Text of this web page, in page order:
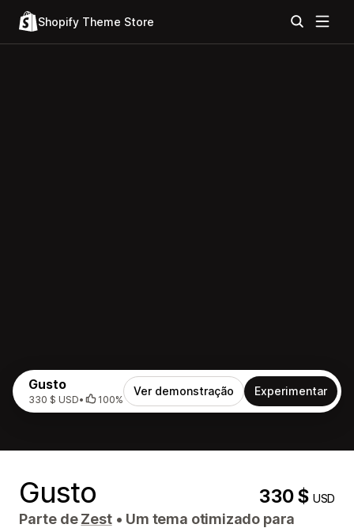
Shopify Theme Store
Gusto
330 $ USD• 100%
Ver demonstração Experimentar
Gusto 330 $USD
Parte deZest • Um tema otimizado para